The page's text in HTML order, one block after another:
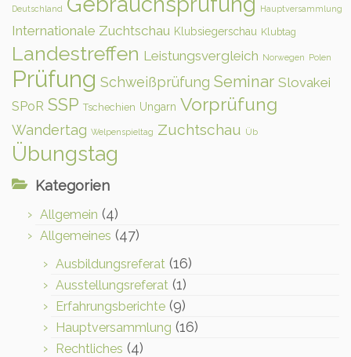
Deutschland Hauptversammlung
Internationale Zuchtschau Klubsiegerschau Klubtag
Landestreffen Leistungsvergleich Norwegen Polen
Prüfung Schweißprüfung Seminar Slovakei
SPoR SSP Tschechien Ungarn Vorprüfung
Wandertag Welpenspieltag Zuchtschau Üb
Übungstag
Kategorien
Allgemein (4)
Allgemeines (47)
Ausbildungsreferat (16)
Ausstellungsreferat (1)
Erfahrungsberichte (9)
Hauptversammlung (16)
Rechtliches (4)